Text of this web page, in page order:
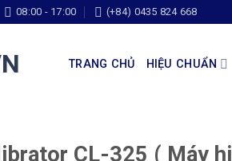
08:00 - 17:00 (+84) 0435 824 668
TRANG CHỦ HIỆU CHUẨN
CL-325 ( Máy